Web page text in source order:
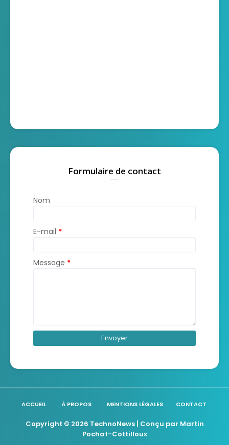
Formulaire de contact
Nom
E-mail *
Message *
ACCUEIL À PROPOS MENTIONS LÉGALES CONTACT
Copyright © 2026 TechnoNews| Conçu par Martin
Pochat-Cottilloux